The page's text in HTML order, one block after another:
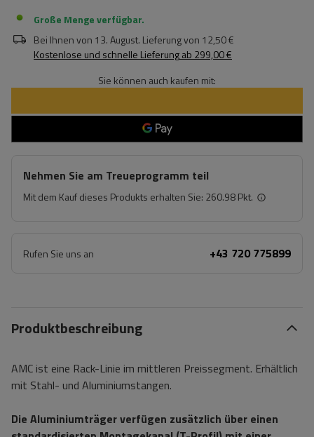
Große Menge verfügbar
Bei Ihnen von 13. August. Lieferung von 12,50 €
Kostenlose und schnelle Lieferungab 299,00 €
Sie können auch kaufen mit:
Nehmen Sie am Treueprogramm teil
Mit dem Kauf dieses Produkts erhalten Sie: 260.98 Pkt.
Rufen Sie uns an +43 720 775899
Produktbeschreibung
AMC ist eine Rack-Linie im mittleren Preissegment. Erhältlich
mit Stahl- und Aluminiumstangen.
Die Aluminiumträger verfügen zusätzlich über einen